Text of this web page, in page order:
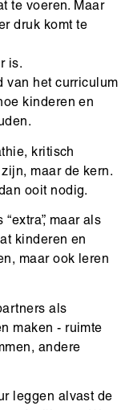
te voeren. Maar
druk komt te
is.
van het curriculum
kinderen en
kritisch
maar de kern.
ooit nodig.
maar als
kinderen en
maar ook leren
als
maken - ruimte
andere
leggen alvast de